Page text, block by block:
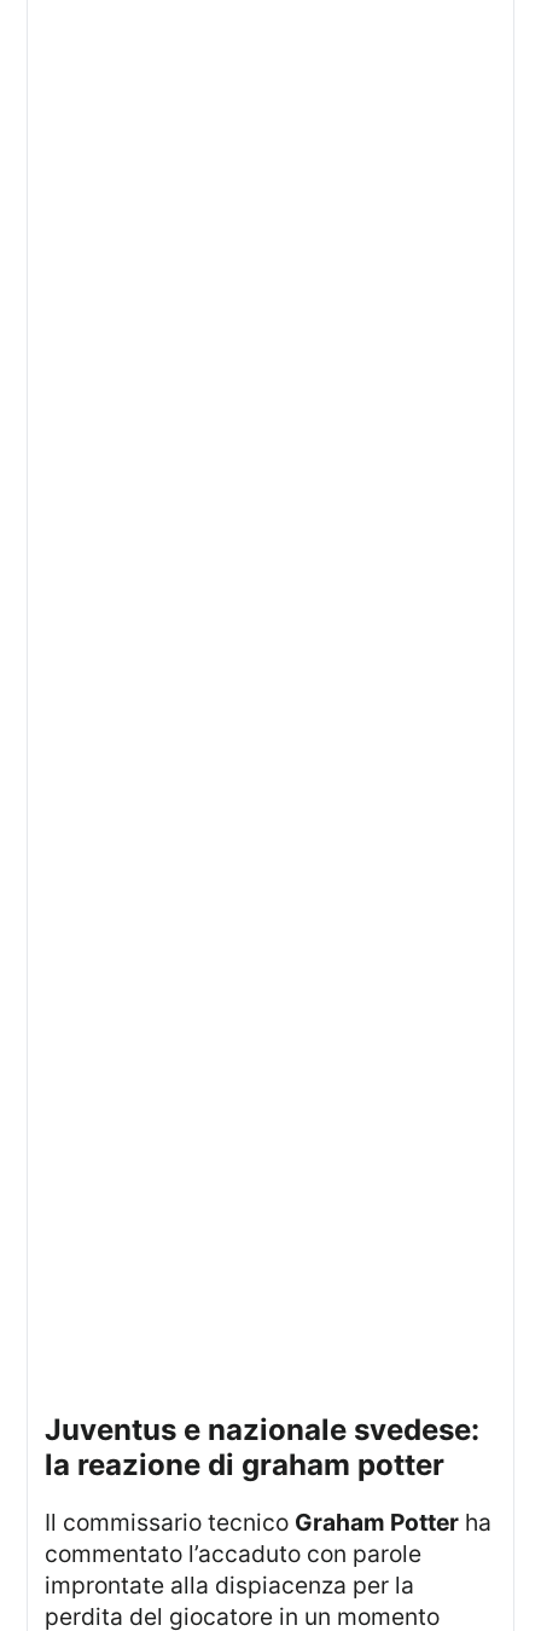
juventus e nazionale svedese:
la reazione di graham potter
Il commissario tecnico Graham Potter ha
commentato l’accaduto con parole
improntate alla dispiacenza per la
perdita del giocatore in un momento